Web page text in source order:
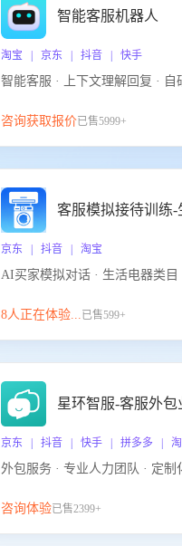
智能客服机器人
淘宝 | 京东 | 抖音 | 快手
智能客服 · 上下文理解回复 · 自
咨询获取报价已售5999+
客服模拟接待训练-
京东 | 抖音 | 淘宝
AI买家模拟对话 · 生活电器类目
8人正在体验...已售599+
星环智服-客服外包
京东 | 抖音 | 快手 | 拼多多 |
外包服务 · 专业人力团队 · 定制
咨询体验已售2399+